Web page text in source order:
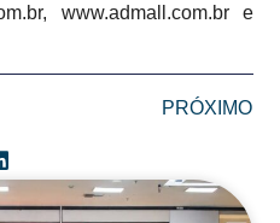
www.admall.com.br e
PRÓXIMO